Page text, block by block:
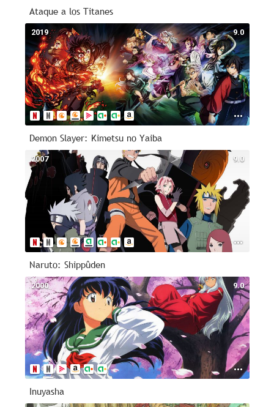
Ataque a los Titanes
9.0
2019
Demon Slayer: Kimetsu no Yaiba
9.0
2007
Naruto: Shippûden
9.0
2000
Inuyasha